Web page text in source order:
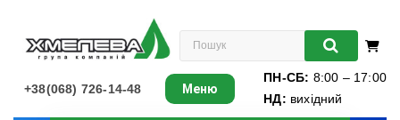
+38(068) 726-14-48
ПН-СБ: 8:00 – 17:00
НД: вихідний
Меню